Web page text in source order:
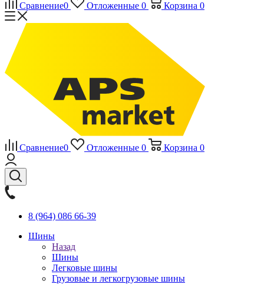
Сравнение0 Отложенные 0 Корзина 0
Сравнение0 Отложенные 0 Корзина 0
8 (964) 086 66-39
Шины
Назад
Шины
Легковые шины
Грузовые и легкогрузовые шины